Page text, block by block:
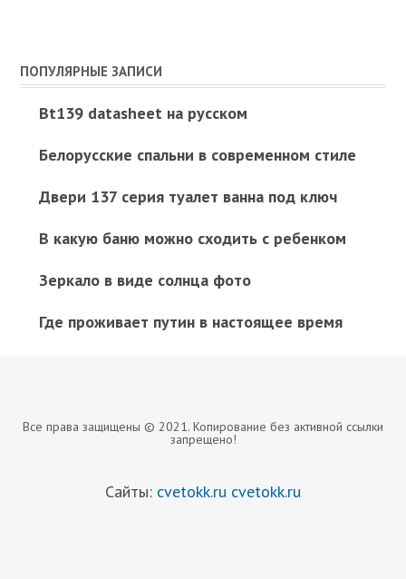
ПОПУЛЯРНЫЕ ЗАПИСИ
Bt139 datasheet на русском
Белорусские спальни в современном стиле
Двери 137 серия туалет ванна под ключ
В какую баню можно сходить с ребенком
Зеркало в виде солнца фото
Где проживает путин в настоящее время
Все права защищены © 2021. Копирование без активной ссылки
запрещено!
Сайты: cvetokk.ru cvetokk.ru